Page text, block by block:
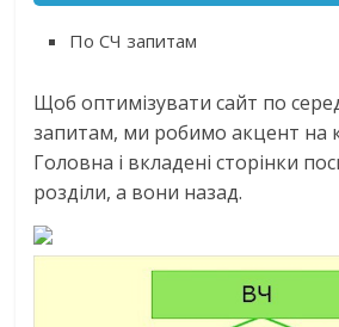
По СЧ запитам
Щоб оптимізувати сайт по
запитам, ми робимо акцент на
Головна і вкладені сторінки
розділи, а вони назад.